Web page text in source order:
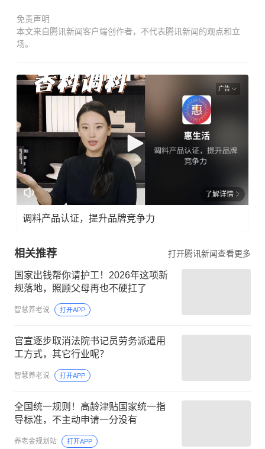
免责声明
本文来自腾讯新闻客户端创作者，不代表腾讯新闻的观点和立
场。
广告
了解详情
调料产品认证，提升品牌竞争力
相关推荐 打开腾讯新闻查看更多
国家出钱帮你请护工！2026年这项新
规落地，照顾父母再也不硬扛了
智慧养老说 打开APP
官宣逐步取消法院书记员劳务派遣用
工方式，其它行业呢？
智慧养老说 打开APP
全国统一规则！高龄津贴国家统一指
导标准，不主动申请一分没有
养老金规划站 打开APP